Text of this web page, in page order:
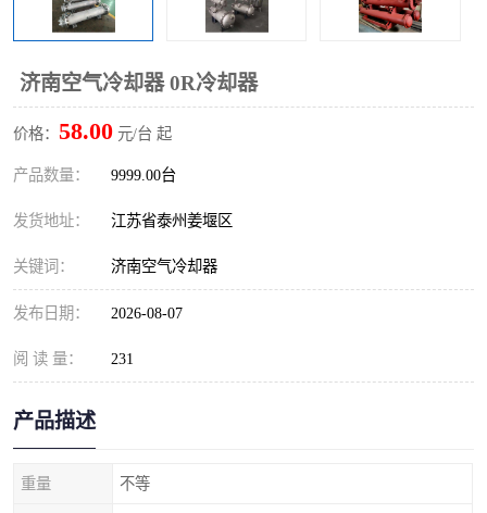
济南空气冷却器 0R冷却器
价格： 58.00 元/台 起
产品数量： 9999.00台
发货地址： 江苏省泰州姜堰区
关键词： 济南空气冷却器
发布日期： 2026-08-07
阅 读 量： 231
产品描述
重量 不等